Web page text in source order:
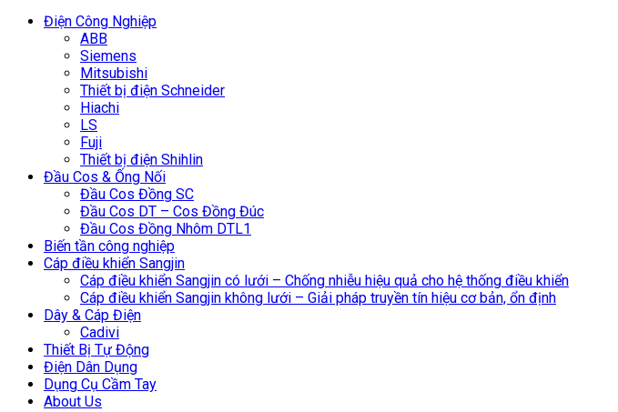
Điện Công Nghiệp
ABB
Siemens
Mitsubishi
Thiết bị điện Schneider
Hiachi
LS
Fuji
Thiết bị điện Shihlin
Đầu Cos & Ống Nối
Đầu Cos Đồng SC
Đầu Cos DT – Cos Đồng Đúc
Đầu Cos Đồng Nhôm DTL1
Biến tần công nghiệp
Cáp điều khiển Sangjin
Cáp điều khiển Sangjin có lưới – Chống nhiễu hiệu quả cho hệ thống điều khiển
Cáp điều khiển Sangjin không lưới – Giải pháp truyền tín hiệu cơ bản, ổn định
Dây & Cáp Điện
Cadivi
Thiết Bị Tự Động
Điện Dân Dụng
Dụng Cụ Cầm Tay
About Us